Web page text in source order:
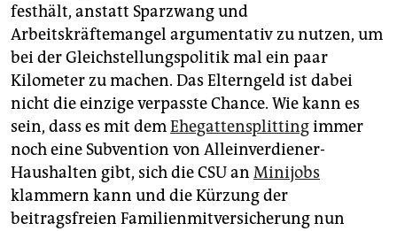
festhält, anstatt Sparzwang und
Arbeitskräftemangel argumentativ zu nutzen, um
bei der Gleichstellungspolitik mal ein paar
Kilometer zu machen. Das Elterngeld ist dabei
nicht die einzige verpasste Chance. Wie kann es
sein, dass es mit demEhegattensplittingimmer
noch eine Subvention von Alleinverdiener-
Haushalten gibt, sich die CSU an Minijobs
klammern kann und die Kürzung der
beitragsfreien Familienmitversicherung nun